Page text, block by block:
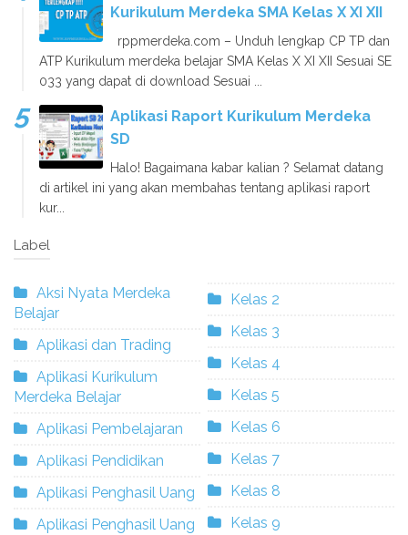
Kurikulum Merdeka SMA Kelas X XI XII
rppmerdeka.com – Unduh lengkap CP TP dan
ATP Kurikulum merdeka belajar SMA Kelas X XI XII Sesuai SE
033 yang dapat di download Sesuai ...
Aplikasi Raport Kurikulum Merdeka
SD
Halo! Bagaimana kabar kalian ? Selamat datang
di artikel ini yang akan membahas tentang aplikasi raport
kur...
Label
Aksi Nyata Merdeka
Belajar
Aplikasi dan Trading
Aplikasi Kurikulum
Merdeka Belajar
Aplikasi Pembelajaran
Aplikasi Pendidikan
Aplikasi Penghasil Uang
Aplikasi Penghasil Uang
Kelas 2
Kelas 3
Kelas 4
Kelas 5
Kelas 6
Kelas 7
Kelas 8
Kelas 9